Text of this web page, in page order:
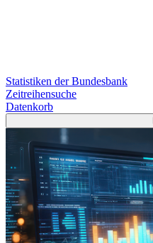
Statistiken der Bundesbank
Zeitreihensuche
Datenkorb